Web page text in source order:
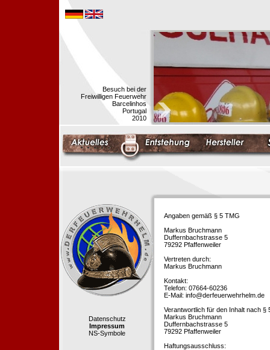
Besuch bei der
Freiwilligen Feuerwehr
Barcelinhos
Portugal
2010
Datenschutz
Impressum
NS-Symbole
Angaben gemäß § 5 TMG
Markus Bruchmann
Duffernbachstrasse 5
79292 Pfaffenweiler
Vertreten durch:
Markus Bruchmann
Kontakt:
Telefon: 07664-60236
E-Mail: info@derfeuerwehrhelm.de
Verantwortlich für den Inhalt nach §
Markus Bruchmann
Duffernbachstrasse 5
79292 Pfaffenweiler
Haftungsausschluss: